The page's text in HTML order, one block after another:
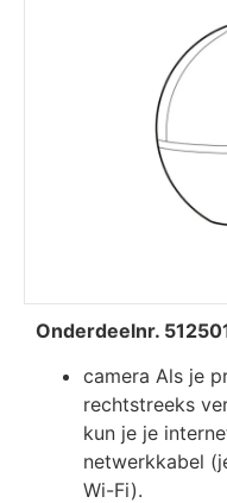
Onderdeelnr.
camera Als je
rechtstreeks
kun je je
netwerkkabel
Wi-Fi).